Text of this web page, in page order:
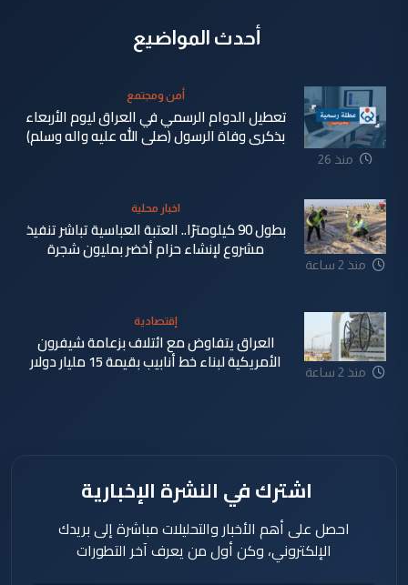
أحدث المواضيع
منذ 26
أمن ومجتمع
تعطيل الدوام الرسمي في العراق ليوم الأربعاء
بذكرى وفاة الرسول (صلى الله عليه واله وسلم)
منذ 2 ساعة
اخبار محلية
بطول 90 كيلومترًا.. العتبة العباسية تباشر تنفيذ
مشروع لإنشاء حزام أخضر بمليون شجرة
منذ 2 ساعة
إقتصادية
العراق يتفاوض مع ائتلاف بزعامة شيفرون
الأمريكية لبناء خط أنابيب بقيمة 15 مليار دولار
اشترك في النشرة الإخبارية
احصل على أهم الأخبار والتحليلات مباشرة إلى بريدك
الإلكتروني، وكن أول من يعرف آخر التطورات